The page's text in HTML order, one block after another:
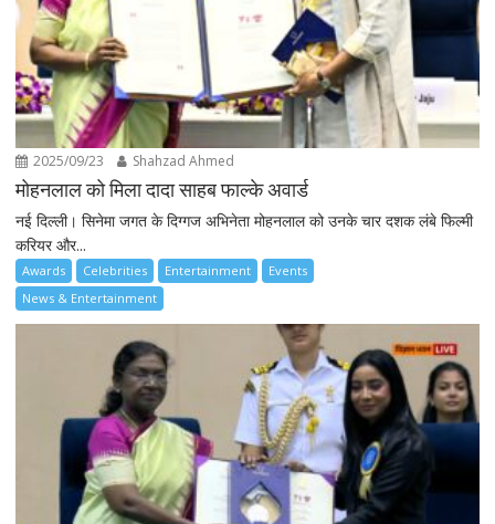
2025/09/23 Shahzad Ahmed
मोहनलाल को मिला दादा साहब फाल्के अवार्ड
नई दिल्ली। सिनेमा जगत के दिग्गज अभिनेता मोहनलाल को उनके चार दशक लंबे फिल्मी
करियर और...
Awards Celebrities Entertainment
Events
News & Entertainment